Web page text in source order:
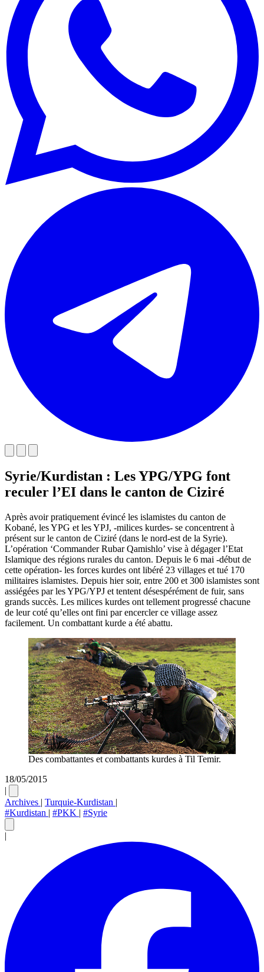
Syrie/Kurdistan : Les YPG/YPG font
reculer l’EI dans le canton de Ciziré
Après avoir pratiquement évincé les islamistes du canton de
Kobané, les YPG et les YPJ, -milices kurdes- se concentrent à
présent sur le canton de Ciziré (dans le nord-est de la Syrie).
L’opération ‘Commander Rubar Qamishlo’ vise à dégager l’Etat
Islamique des régions rurales du canton. Depuis le 6 mai -début de
cette opération- les forces kurdes ont libéré 23 villages et tué 170
militaires islamistes. Depuis hier soir, entre 200 et 300 islamistes sont
assiégées par les YPG/YPJ et tentent désespérément de fuir, sans
grands succès. Les milices kurdes ont tellement progressé chacune
de leur coté qu’elles ont fini par encercler ce village assez
facilement. Un combattant kurde a été abattu.
Des combattantes et combattants kurdes à Til Temir.
18/05/2015
|
Archives | Turquie-Kurdistan |
#Kurdistan | #PKK | #Syrie
|